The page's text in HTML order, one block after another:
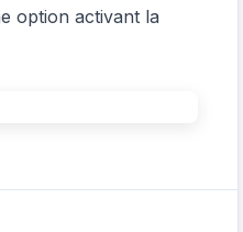
option activant la